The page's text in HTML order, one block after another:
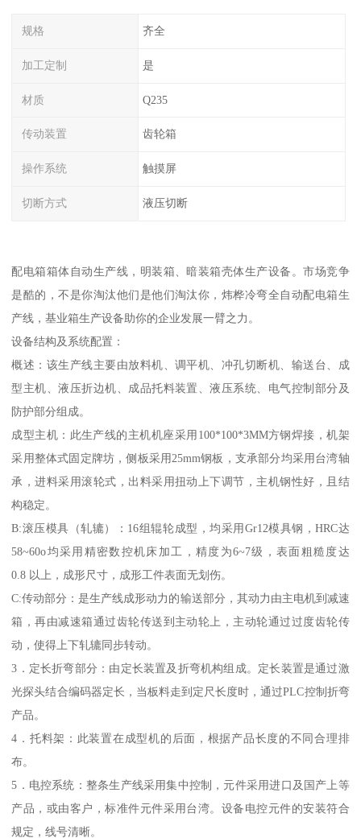
规格 齐全
加工定制 是
材质 Q235
传动装置 齿轮箱
操作系统 触摸屏
切断方式 液压切断
配电箱箱体自动生产线，明装箱、暗装箱壳体生产设备。市场竞争
是酷的，不是你淘汰他们是他们淘汰你，炜桦冷弯全自动配电箱生
产线，基业箱生产设备助你的企业发展一臂之力。
设备结构及系统配置：
概述：该生产线主要由放料机、调平机、冲孔切断机、输送台、成
型主机、液压折边机、成品托料装置、液压系统、电气控制部分及
防护部分组成。
成型主机：此生产线的主机机座采用100*100*3MM方钢焊接，机架
采用整体式固定牌坊，侧板采用25mm钢板，支承部分均采用台湾轴
承，进料采用滚轮式，出料采用扭动上下调节，主机钢性好，且结
构稳定。
B:滚压模具（轧辘）：16组辊轮成型，均采用Gr12模具钢，HRC达
58~60o均采用精密数控机床加工，精度为6~7级，表面粗糙度达
0.8 以上，成形尺寸，成形工件表面无划伤。
C:传动部分：是生产线成形动力的输送部分，其动力由主电机到减速
箱，再由减速箱通过齿轮传送到主动轮上，主动轮通过过度齿轮传
动，使得上下轧辘同步转动。
3．定长折弯部分：由定长装置及折弯机构组成。定长装置是通过激
光探头结合编码器定长，当板料走到定尺长度时，通过PLC控制折弯
产品。
4．托料架：此装置在成型机的后面，根据产品长度的不同合理排
布。
5．电控系统：整条生产线采用集中控制，元件采用进口及国产上等
产品，或由客户，标准件元件采用台湾。设备电控元件的安装符合
规定，线号清晰。